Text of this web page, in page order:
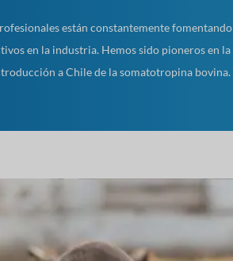
están constantemente fomentando
en la industria. Hemos sido pioneros en la
a Chile de la somatotropina bovina.